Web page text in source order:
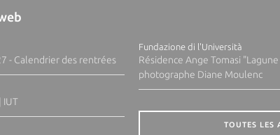
- Calendrier des rentrées
IUT
Fundazione di l'Università
Résidence Ange Tomasi
photographe Diane Moulenc
TOUTES LES